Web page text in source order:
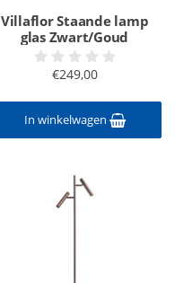
Villaflor Staande lamp
glas Zwart/Goud
€249,00
In winkelwagen